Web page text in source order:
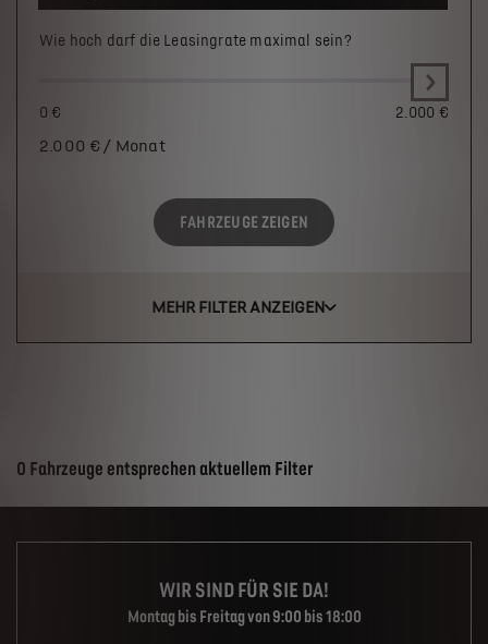
Wie hoch darf die Leasingrate maximal sein?
0 € 2.000 €
2.000 € / Monat
FAHRZEUGE ZEIGEN
MEHR FILTER ANZEIGEN
Suchergebnisse
0 Fahrzeuge entsprechen aktuellem Filter
WIR SIND FÜR SIE DA!
Montag bis Freitag von 9:00 bis 18:00